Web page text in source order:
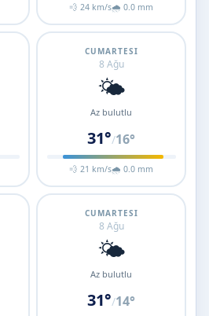
💨 24 km/s🌧 0.0 mm
CUMARTESI
8 Ağu
🌤️
Az bulutlu
31°/16°
💨 21 km/s🌧 0.0 mm
CUMARTESI
8 Ağu
🌤️
Az bulutlu
31°/14°